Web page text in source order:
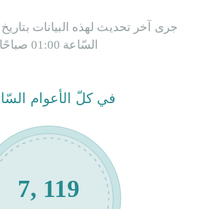
السّاعة 01:00 صباحًا
في كلّ الأعوام
7, 119